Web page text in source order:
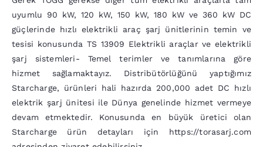
uyumlu 90 kW, 120 kW, 150 kW, 180 kW ve 360 kW DC
güçlerinde hızlı elektrikli araç şarj ünitlerinin temin ve
tesisi konusunda TS 13909 Elektrikli araçlar ve elektrikli
şarj sistemleri- Temel terimler ve tanımlarına göre
hizmet sağlamaktayız. Distribütörlüğünü yaptığımız
Starcharge, ürünleri hali hazırda 200,000 adet DC hızlı
elektrik şarj ünitesi ile Dünya genelinde hizmet vermeye
devam etmektedir. Konusunda en büyük üretici olan
Starcharge ürün detayları için https://torasarj.com